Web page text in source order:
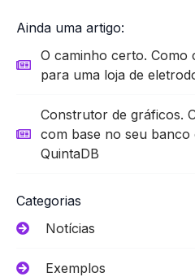
Ainda uma artigo:
O caminho certo. Como
para uma loja de
Construtor de gráficos.
com base no seu banco
QuintaDB
Categorias
Notícias
Exemplos